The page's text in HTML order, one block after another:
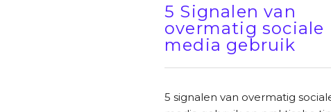
5 Signalen van
overmatig sociale
media gebruik
5 signalen van overmatig